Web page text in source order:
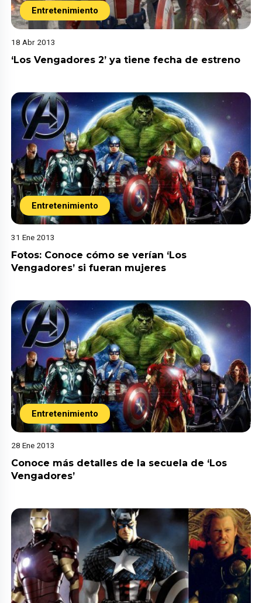
Entretenimiento
18 Abr 2013
‘Los Vengadores 2’ ya tiene fecha de estreno
Entretenimiento
31 Ene 2013
Fotos: Conoce cómo se verían ‘Los
Vengadores’ si fueran mujeres
Entretenimiento
28 Ene 2013
Conoce más detalles de la secuela de ‘Los
Vengadores’